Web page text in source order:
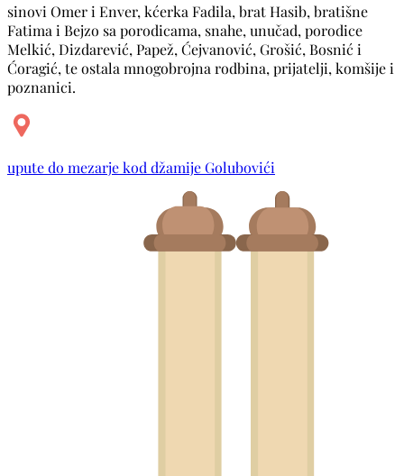
sinovi Omer i Enver, kćerka Fadila, brat Hasib, bratišne
Fatima i Bejzo sa porodicama, snahe, unučad, porodice
Melkić, Dizdarević, Papež, Ćejvanović, Grošić, Bosnić i
Ćoragić, te ostala mnogobrojna rodbina, prijatelji, komšije i
poznanici.
upute do mezarje kod džamije Golubovići